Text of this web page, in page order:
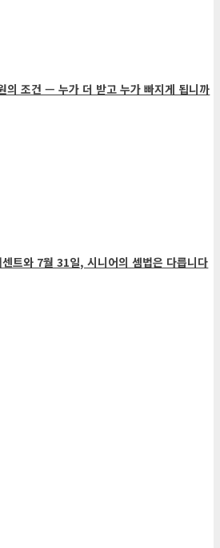
조건 — 누가 더 받고 누가 빠지게 됩니까
와 7월 31일, 시니어의 셈법은 다릅니다